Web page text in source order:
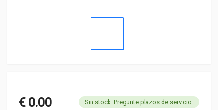
€ 0.00 Sin stock. Pregunte plazos de servicio.